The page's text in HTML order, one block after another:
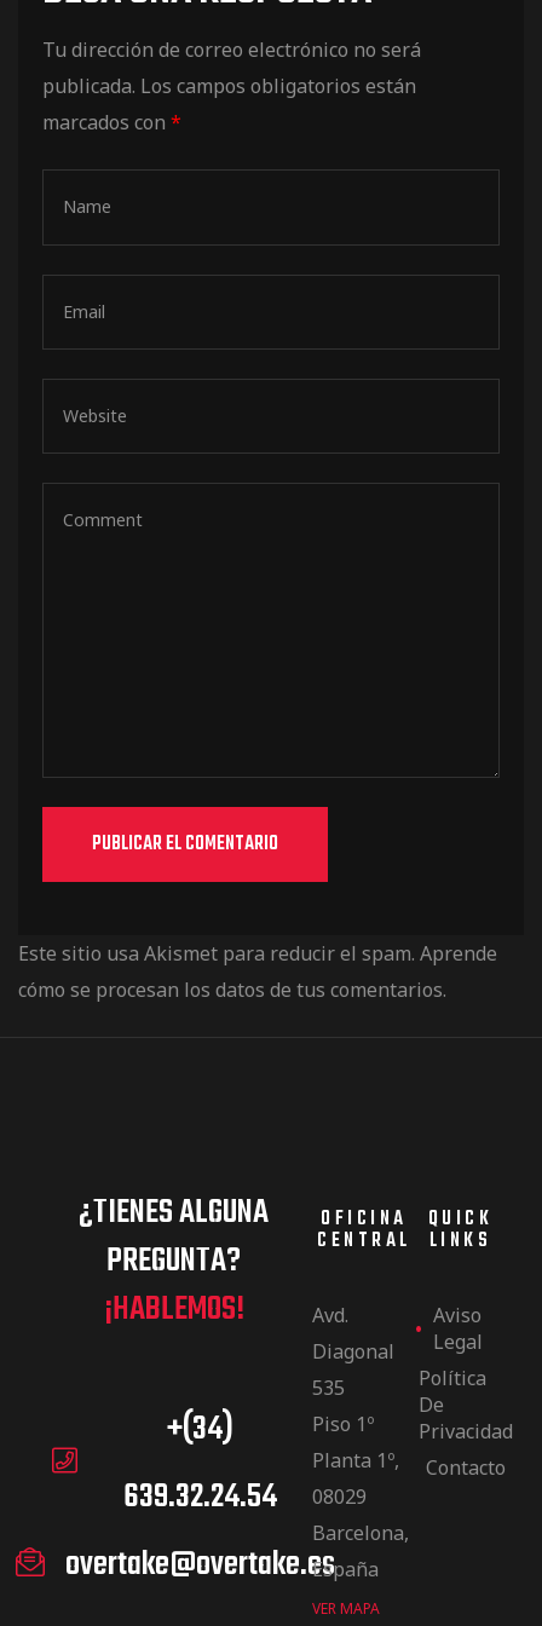
Tu dirección de correo electrónico no será
publicada. Los campos obligatorios están
marcados con *
Este sitio usa Akismet para reducir el spam. Aprende
cómo se procesan los datos de tus comentarios.
¿TIENES ALGUNA
PREGUNTA?
¡HABLEMOS!
+(34)
639.32.24.54
overtake@overtake.es
OFICINA
CENTRAL
Avd.
Diagonal
535
Piso 1º
Planta 1º,
08029
Barcelona,
España
VER MAPA
QUICK
LINKS
Aviso
Legal
Política
De
Privacidad
Contacto